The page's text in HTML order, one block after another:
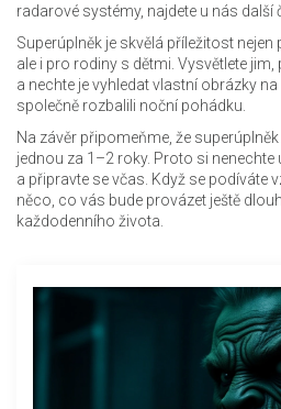
radarové systémy, najdete u nás další
Superúplněk je skvělá příležitost
ale i pro rodiny s dětmi. Vysvětlete
a nechte je vyhledat vlastní obrázky
společně rozbalili noční pohádku.
Na závěr připomeňme, že
jednou za 1–2 roky. Proto si
a připravte se včas. Když se podíváte
něco, co vás bude provázet ještě
každodenního života.